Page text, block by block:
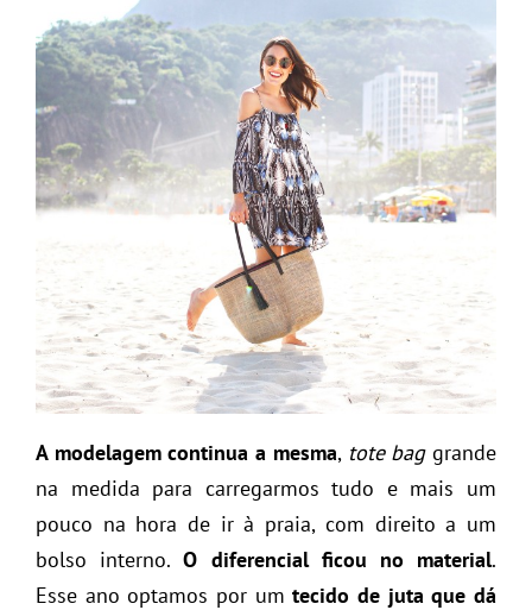
A modelagem continua a mesma, tote baggrande
na medida para carregarmos tudo e mais um
pouco na hora de ir à praia, com direito a um
bolso interno.O diferencial ficou no material.
Esse ano optamos por umtecido de juta que dá